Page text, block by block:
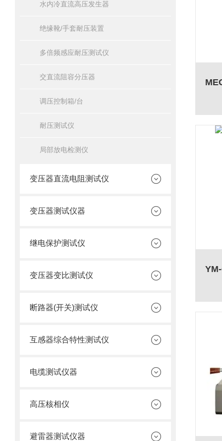
水内冷直流高压发生器
绝缘靴/手套耐压装置
多倍频感应耐压测试仪
交直流阻容分压器
调压控制箱/台
耐压测试仪
局部放电检测仪
变压器直流电阻测试仪
变压器测试仪器
继电保护测试仪
变压器变比测试仪
断路器(开关)测试仪
互感器综合特性测试仪
电缆测试仪器
高压核相仪
避雷器测试仪器